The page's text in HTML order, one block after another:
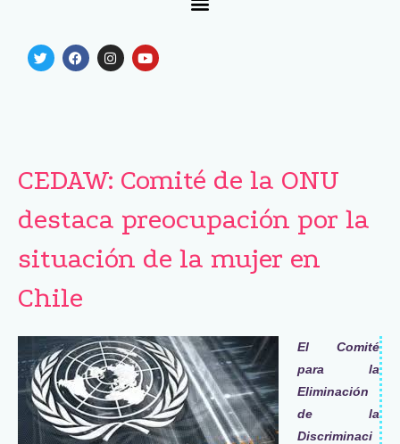
CEDAW: Comité de la ONU
destaca preocupación por la
situación de la mujer en
Chile
El Comité
para la
Eliminación
de la
Discriminaci